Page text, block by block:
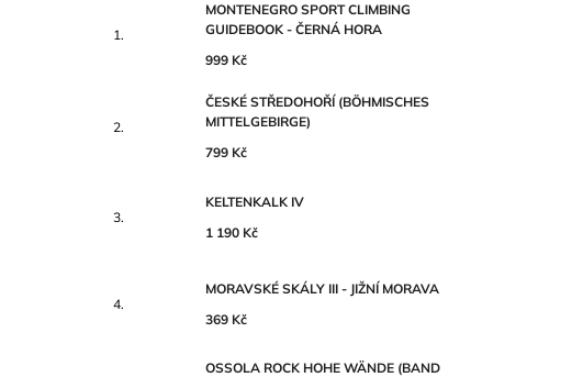
MONTENEGRO SPORT CLIMBING
GUIDEBOOK - ČERNÁ HORA
999 Kč
ČESKÉ STŘEDOHOŘÍ (BÖHMISCHES
MITTELGEBIRGE)
799 Kč
KELTENKALK IV
1 190 Kč
MORAVSKÉ SKÁLY III - JIŽNÍ MORAVA
369 Kč
OSSOLA ROCK HOHE WÄNDE (BAND